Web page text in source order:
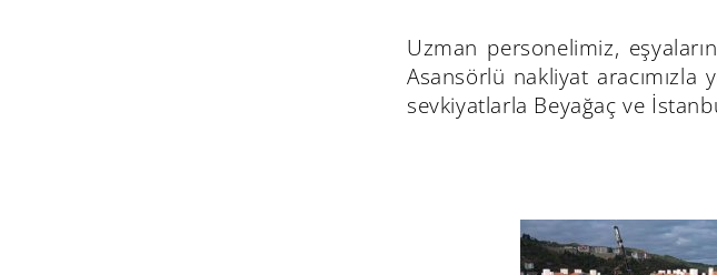
Uzman personelimiz,
Asansörlü nakliyat aracımızla
sevkiyatlarla Beyağaç ve